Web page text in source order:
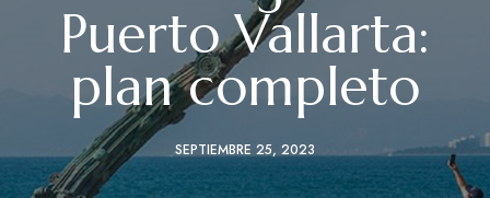
Puerto Vallarta:
plan completo
SEPTIEMBRE 25, 2023